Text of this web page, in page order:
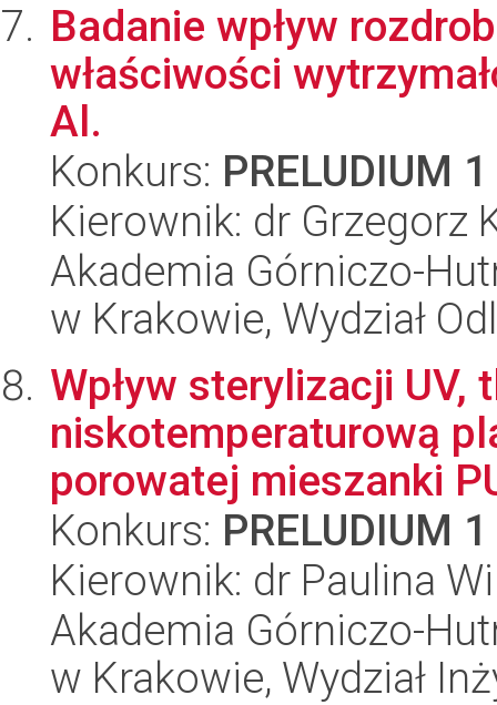
Badanie wpływ
właściwości
Al.
Konkurs: PRELUDIUM 1
Kierownik: dr Grzegorz
Akademia Górniczo-
w Krakowie, Wydział
Wpływ sterylizacji UV,
niskotemperaturową
porowatej mieszanki
Konkurs: PRELUDIUM 1
Kierownik: dr Paulina
Akademia Górniczo-
w Krakowie, Wydział